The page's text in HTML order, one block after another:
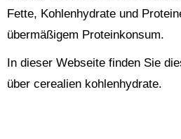
Fette, Kohlenhydrate und
übermäßigem Proteinkonsum.
In dieser Webseite finden Sie
über cerealien kohlenhydrate.